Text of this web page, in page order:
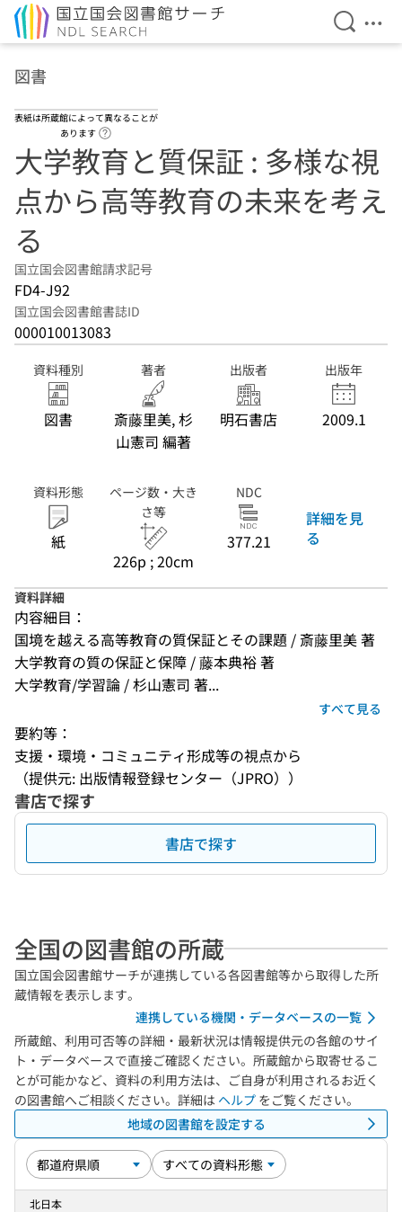
検索を
メ
図書
表紙は所蔵館によって異なることが
あります
大学教育と質保証 : 多様な視
点から高等教育の未来を考え
る
国立国会図書館請求記号
FD4-J92
国立国会図書館書誌ID
000010013083
資料種別
図書
著者
斎藤里美, 杉
山憲司 編著
出版者
明石書店
出版年
2009.1
資料形態
紙
ページ数・大き
さ等
226p ; 20cm
NDC
377.21
詳細を見
る
資料詳細
内容細目：
国境を越える高等教育の質保証とその課題 / 斎藤里美 著
大学教育の質の保証と保障 / 藤本典裕 著
大学教育/学習論 / 杉山憲司 著...
すべて見る
要約等：
支援・環境・コミュニティ形成等の視点から
（提供元: 出版情報登録センター（JPRO））
書店で探す
書店で探す
全国の図書館の所蔵
国立国会図書館サーチが連携している各図書館等から取得した所
蔵情報を表示します。
連携している機関・データベースの一覧
所蔵館、利用可否等の詳細・最新状況は情報提供元の各館のサイ
ト・データベースで直接ご確認ください。所蔵館から取寄せるこ
とが可能かなど、資料の利用方法は、ご自身が利用されるお近く
の図書館へご相談ください。詳細は ヘルプ をご覧ください。
地域の図書館を設定する
北日本